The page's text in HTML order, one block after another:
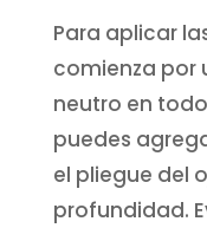
Para aplicar
comienza por
neutro en
puedes
el pliegue del
profundidad.